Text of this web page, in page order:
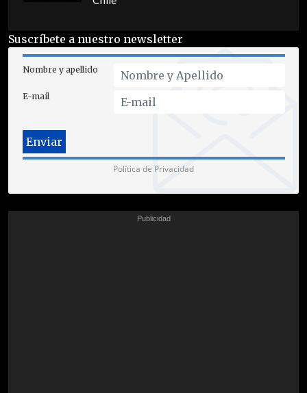
Suscríbete a nuestro newsletter
Nombre y apellido
E-mail
Política de Privacidad